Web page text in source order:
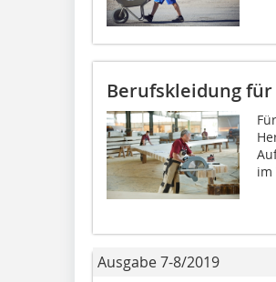
Berufskleidung für
im
Ausgabe 7-8/2019